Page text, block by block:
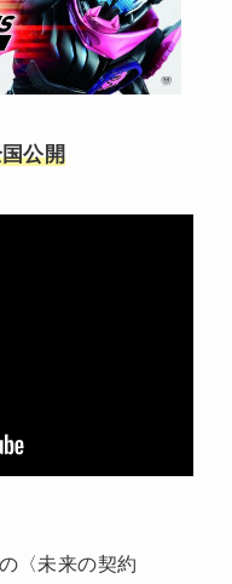
公開
〈未来の契約